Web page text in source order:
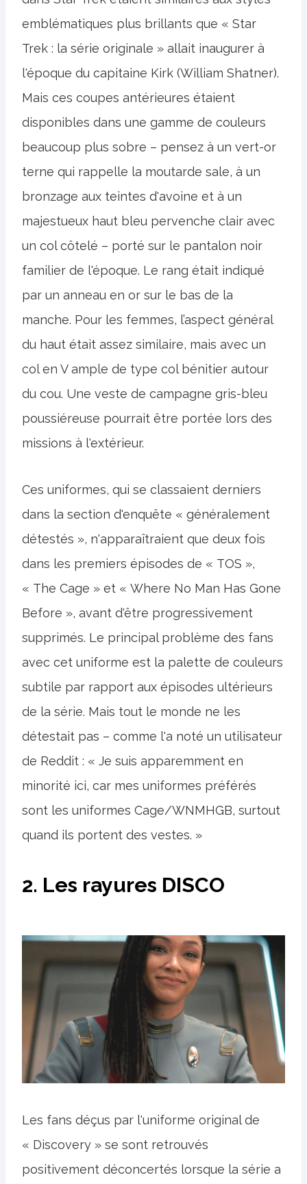
emblématiques plus brillants que « Star
Trek : la série originale » allait inaugurer à
l'époque du capitaine Kirk (William Shatner).
Mais ces coupes antérieures étaient
disponibles dans une gamme de couleurs
beaucoup plus sobre – pensez à un vert-or
terne qui rappelle la moutarde sale, à un
bronzage aux teintes d'avoine et à un
majestueux haut bleu pervenche clair avec
un col côtelé – porté sur le pantalon noir
familier de l'époque. Le rang était indiqué
par un anneau en or sur le bas de la
manche. Pour les femmes, l’aspect général
du haut était assez similaire, mais avec un
col en V ample de type col bénitier autour
du cou. Une veste de campagne gris-bleu
poussiéreuse pourrait être portée lors des
missions à l'extérieur.
Ces uniformes, qui se classaient derniers
dans la section d'enquête « généralement
détestés », n'apparaîtraient que deux fois
dans les premiers épisodes de « TOS »,
« The Cage » et « Where No Man Has Gone
Before », avant d'être progressivement
supprimés. Le principal problème des fans
avec cet uniforme est la palette de couleurs
subtile par rapport aux épisodes ultérieurs
de la série. Mais tout le monde ne les
détestait pas – comme l'a noté un utilisateur
de Reddit : « Je suis apparemment en
minorité ici, car mes uniformes préférés
sont les uniformes Cage/WNMHGB, surtout
quand ils portent des vestes. »
2. Les rayures DISCO
Les fans déçus par l'uniforme original de
« Discovery » se sont retrouvés
positivement déconcertés lorsque la série a